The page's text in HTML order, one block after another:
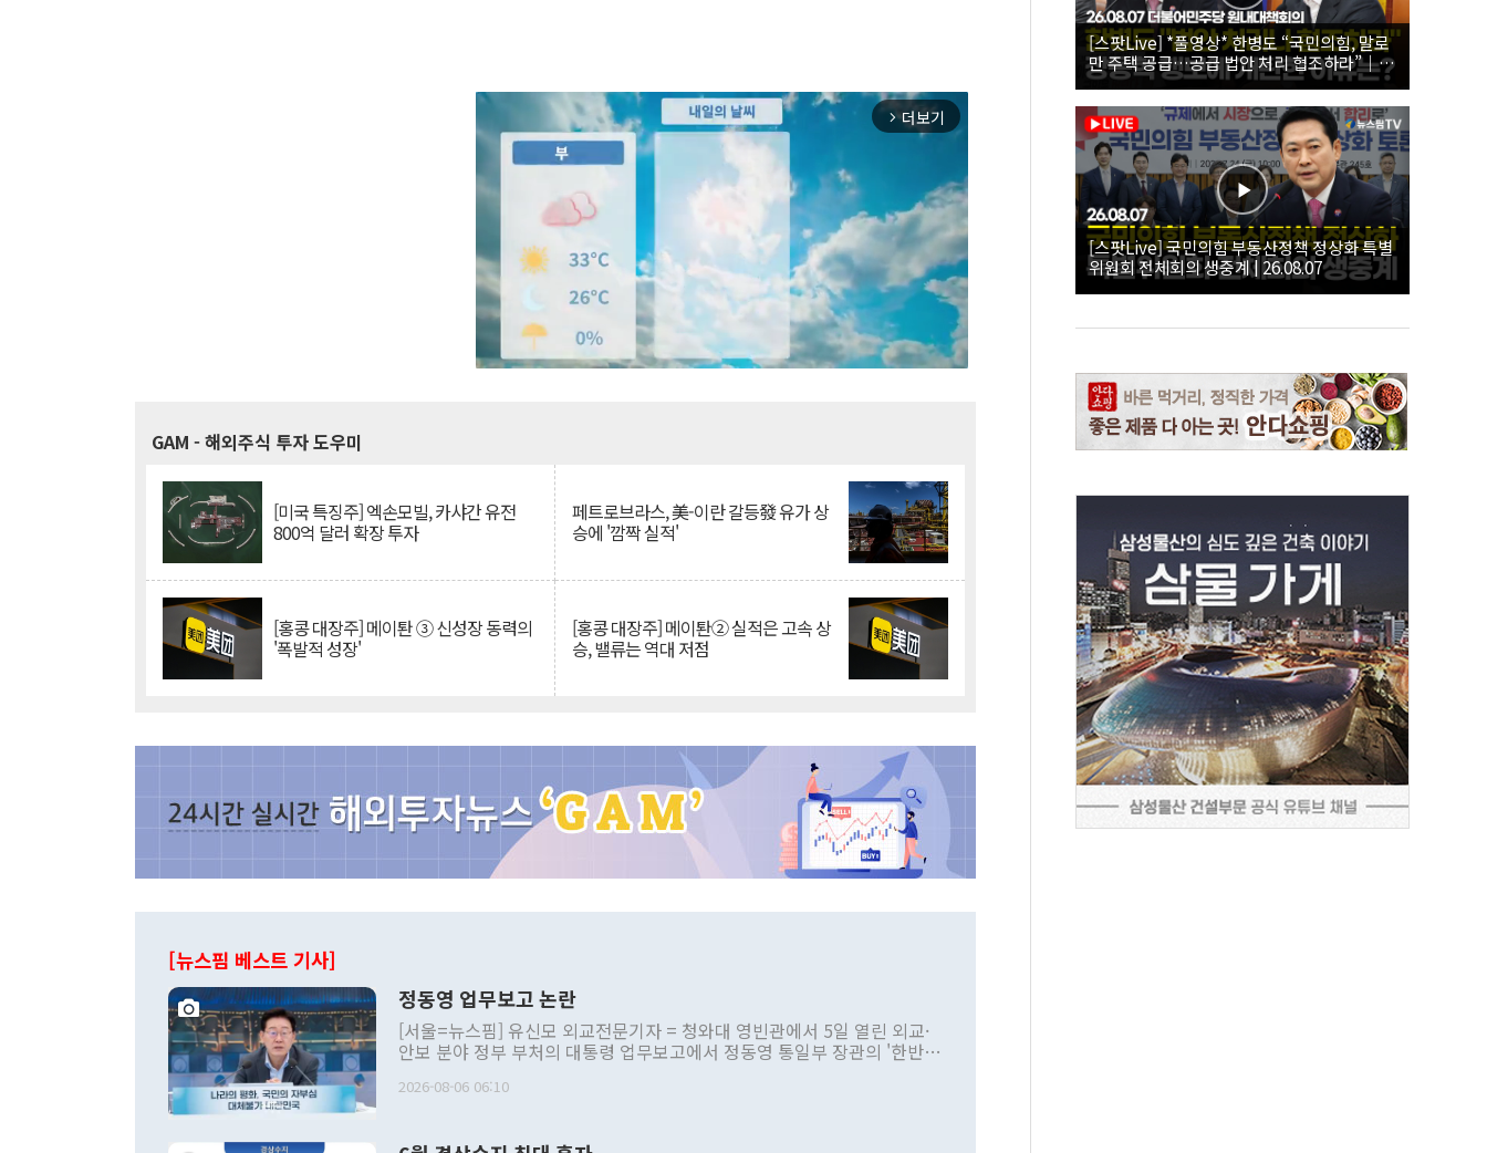
arrow_forward_ios 더보기
GAM - 해외주식 투자 도우미
[미국 특징주] 엑손모빌, 카샤간 유전
800억 달러 확장 투자
페트로브라스, 美-이란 갈등發 유가 상
승에 '깜짝 실적'
[홍콩 대장주] 메이퇀 ③ 신성장 동력의
'폭발적 성장'
[홍콩 대장주] 메이퇀② 실적은 고속 상
승, 밸류는 역대 저점
[뉴스핌 베스트 기사]
정동영 업무보고 논란
[서울=뉴스핌] 유신모 외교전문기자 = 청와대 영빈관에서 5일 열린 외교·
안보 분야 정부 부처의 대통령 업무보고에서 정동영 통일부 장관의 '한반도
발언 중에는 정부 내 조율을 거치지 않은 사안을 정책으로 추진하겠다고 공
2026-08-06 06:10
[스팟Live] *풀영상* 한병도 “국민의힘, 말로
만 주택 공급…공급 법안 처리 협조하라”｜
26.08.07 더불어민주당 원내대책회의
[스팟Live] 국민의힘 부동산정책 정상화 특별
위원회 전체회의 생중계 | 26.08.07